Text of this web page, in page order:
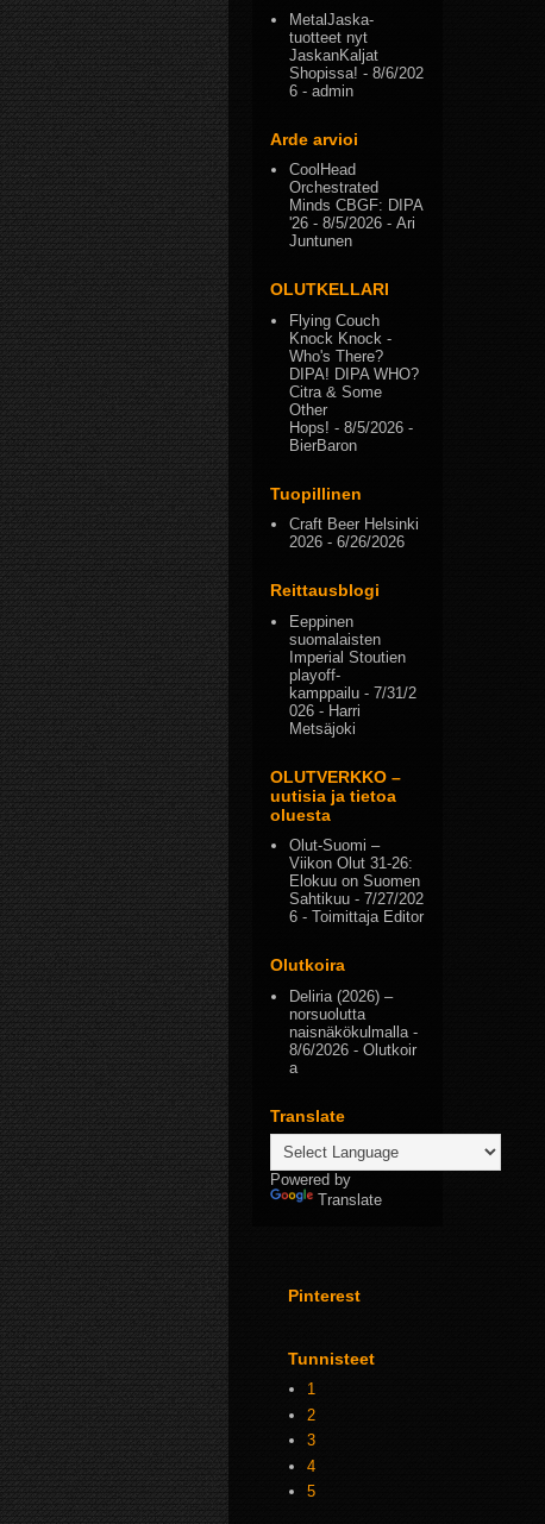
MetalJaska-
tuotteet nyt
JaskanKaljat
Shopissa! - 8/6/202
6 - admin
Arde arvioi
CoolHead
Orchestrated
Minds CBGF: DIPA
'26 - 8/5/2026 - Ari
Juntunen
OLUTKELLARI
Flying Couch
Knock Knock -
Who's There?
DIPA! DIPA WHO?
Citra & Some
Other
Hops! - 8/5/2026 -
BierBaron
Tuopillinen
Craft Beer Helsinki
2026 - 6/26/2026
Reittausblogi
Eeppinen
suomalaisten
Imperial Stoutien
playoff-
kamppailu - 7/31/2
026 - Harri
Metsäjoki
OLUTVERKKO –
uutisia ja tietoa
oluesta
Olut-Suomi –
Viikon Olut 31-26:
Elokuu on Suomen
Sahtikuu - 7/27/202
6 - Toimittaja Editor
Olutkoira
Deliria (2026) –
norsuolutta
naisnäkökulmalla -
8/6/2026 - Olutkoir
a
Translate
Powered by
Translate
Pinterest
Tunnisteet
1
2
3
4
5